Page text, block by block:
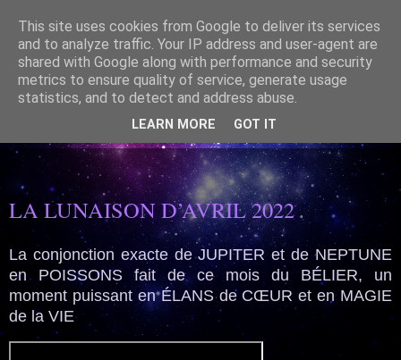
ASTROLOGIE SPIRITUELLE- Mettre en Lumière le lien
CIEL/TERRE est un beau présent
06/04/2022
LA LUNAISON D’AVRIL 2022
La conjonction exacte de JUPITER et de NEPTUNE
en POISSONS fait de ce mois du BÉLIER, un
moment puissant en ÉLANS de CŒUR et en MAGIE
de la VIE
This site uses cookies from Google to deliver its services
and to analyze traffic. Your IP address and user-agent are
shared with Google along with performance and security
metrics to ensure quality of service, generate usage
statistics, and to detect and address abuse.
LEARN MORE GOT IT